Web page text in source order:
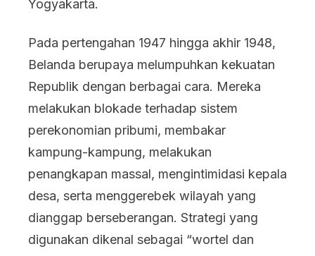
Yogyakarta.
Pada pertengahan 1947 hingga akhir 1948,
Belanda berupaya melumpuhkan kekuatan
Republik dengan berbagai cara. Mereka
melakukan blokade terhadap sistem
perekonomian pribumi, membakar
kampung-kampung, melakukan
penangkapan massal, mengintimidasi kepala
desa, serta menggerebek wilayah yang
dianggap berseberangan. Strategi yang
digunakan dikenal sebagai “wortel dan